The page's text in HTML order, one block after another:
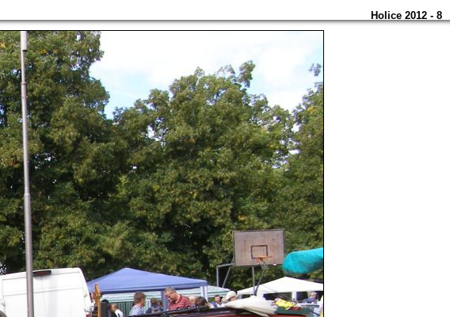
Holice 2012 - 8